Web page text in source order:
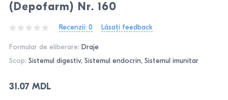
(Depofarm) Nr. 160
Recenzii: 0 Lăsați feedback
Formular de eliberare: Draje
Scop: Sistemul digestiv, Sistemul endocrin, Sistemul imunitar
31.07 MDL